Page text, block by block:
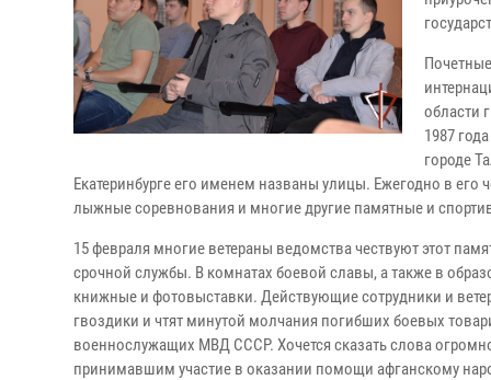
области
1987
городе
Екатеринбурге его именем названы улицы. Ежегодно в
лыжные соревнования и многие другие памятные и
15 февраля многие ветераны ведомства чествуют этот
срочной службы. В комнатах боевой славы, а также в
книжные и фотовыставки. Действующие сотрудники и
гвоздики и чтят минутой молчания погибших боевых
военнослужащих МВД СССР. Хочется сказать слова
принимавшим участие в оказании помощи афганскому